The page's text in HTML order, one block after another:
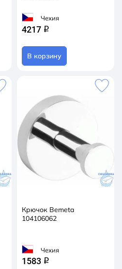
Чехия
4217 q
В корзину
Крючок Bemeta
104106062
Чехия
1583 q